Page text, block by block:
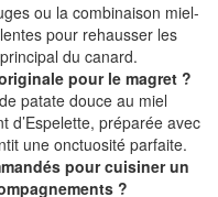
ou la combinaison miel-
pour rehausser les
du canard.
pour le magret ?
patate douce au miel
d’Espelette, préparée avec
une onctuosité parfaite.
pour cuisiner un
?